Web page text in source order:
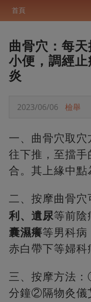
首頁
曲骨穴：每
小便，調經
炎
2023/06/06 檢舉
一、曲骨穴取
往下推，至擋
合。其上緣中點
二、按摩曲骨
利、遺尿等前
囊濕癢等男科
赤白帶下等婦科
三、按摩方法
分鐘②隔物灸儀